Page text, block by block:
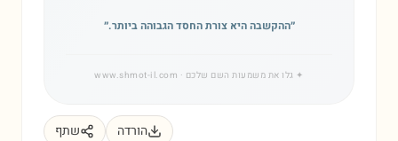
״ההקשבה היא צורת החסד הגבוהה ביותר.״
✦ גלו את משמעות השם שלכם · www.shmot-il.com
הורדה שתף